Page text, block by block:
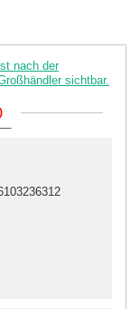
nach der
sichtbar.